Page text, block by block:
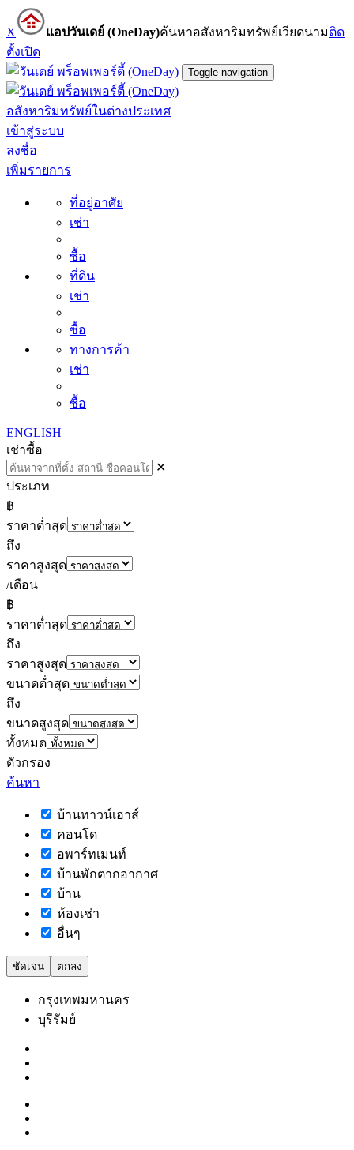
X แอปวันเดย์ (OneDay)ค้นหาอสังหาริมทรัพย์เวียดนามติด
ตั้งเปิด
Toggle navigation
อสังหาริมทรัพย์ในต่างประเทศ
เข้าสู่ระบบ
ลงชื่อ
เพิ่มรายการ
ที่อยู่อาศัย
เช่า
ซื้อ
ที่ดิน
เช่า
ซื้อ
ทางการค้า
เช่า
ซื้อ
ENGLISH
เช่าซื้อ
✕
ประเภท
฿
ราคาต่ำสุด
ถึง
ราคาสูงสุด
/เดือน
฿
ราคาต่ำสุด
ถึง
ราคาสูงสุด
ขนาดต่ำสุด
ถึง
ขนาดสูงสุด
ทั้งหมด
ตัวกรอง
ค้นหา
บ้านทาวน์เฮาส์
คอนโด
อพาร์ทเมนท์
บ้านพักตากอากาศ
บ้าน
ห้องเช่า
อื่นๆ
ชัดเจน ตกลง
กรุงเทพมหานคร
บุรีรัมย์